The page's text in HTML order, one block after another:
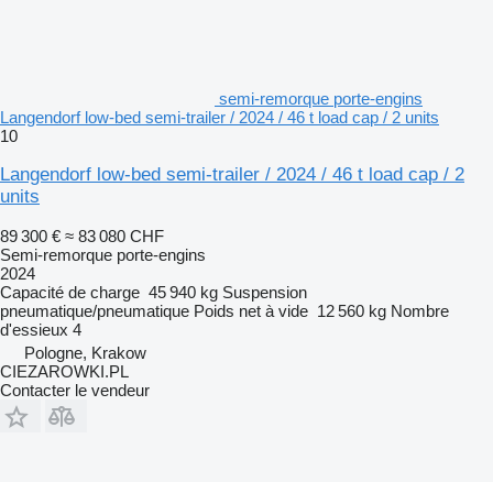
semi-remorque porte-engins
Langendorf low-bed semi-trailer / 2024 / 46 t load cap / 2 units
10
Langendorf low-bed semi-trailer / 2024 / 46 t load cap / 2
units
89 300 € ≈ 83 080 CHF
Semi-remorque porte-engins
2024
Capacité de charge 45 940 kg Suspension
pneumatique/pneumatique Poids net à vide 12 560 kg Nombre
d'essieux 4
Pologne, Krakow
CIEZAROWKI.PL
Contacter le vendeur